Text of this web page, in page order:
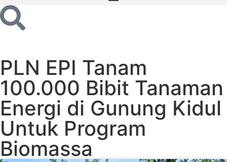
PLN EPI Tanam
100.000 Bibit Tanaman
Energi di Gunung Kidul
Untuk Program
Biomassa